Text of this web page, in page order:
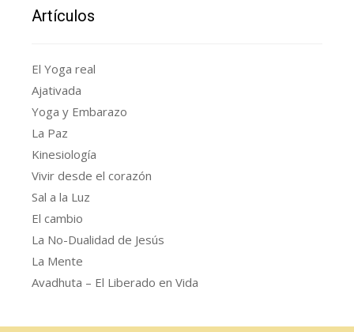
Artículos
El Yoga real
Ajativada
Yoga y Embarazo
La Paz
Kinesiología
Vivir desde el corazón
Sal a la Luz
El cambio
La No-Dualidad de Jesús
La Mente
Avadhuta – El Liberado en Vida